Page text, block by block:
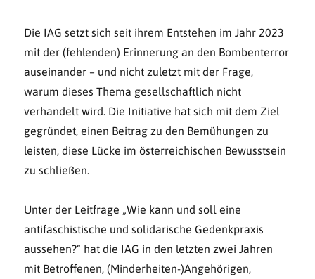
Die IAG setzt sich seit ihrem Entstehen im Jahr 2023
mit der (fehlenden) Erinnerung an den Bombenterror
auseinander – und nicht zuletzt mit der Frage,
warum dieses Thema gesellschaftlich nicht
verhandelt wird. Die Initiative hat sich mit dem Ziel
gegründet, einen Beitrag zu den Bemühungen zu
leisten, diese Lücke im österreichischen Bewusstsein
zu schließen.
Unter der Leitfrage „Wie kann und soll eine
antifaschistische und solidarische Gedenkpraxis
aussehen?“ hat die IAG in den letzten zwei Jahren
mit Betroffenen, (Minderheiten-)Angehörigen,